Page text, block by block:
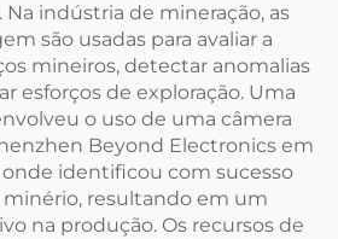
Na indústria de mineração, as
são usadas para avaliar a
mineiros, detectar anomalias
esforços de exploração. Uma
o uso de uma câmera
Beyond Electronics em
identificou com sucesso
resultando em um
na produção. Os recursos de